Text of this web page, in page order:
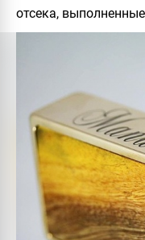
отсека,